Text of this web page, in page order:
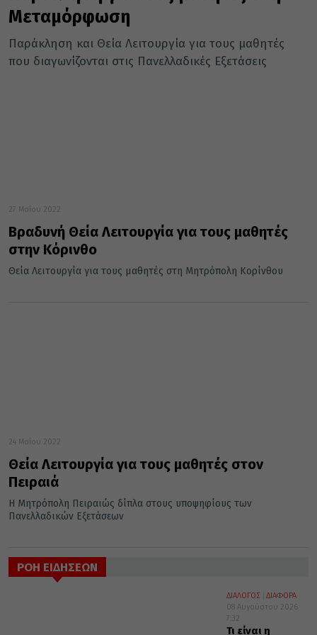
Μεταμόρφωση
Παράκληση και Θεία Λειτουργία για τους μαθητές
που διαγωνίζονται στις Πανελλαδικές Εξετάσεις
27 Μαΐου 2022
Βραδυνή Θεία Λειτουργία για τους μαθητές
στην Κόρινθο
Θεία Λειτουργία για τους μαθητές στη Μητρόπολη Κορίνθου
24 Μαΐου 2022
Θεία Λειτουργία για τους μαθητές στον
Πειραιά
Η Μητρόπολη Πειραιώς δίπλα στους υποψηφίους των
Πανελλαδικών Εξετάσεων
ΡΟΗ ΕΙΔΗΣΕΩΝ
ΔΙΑΛΟΓΟΣ
ΔΙΑΦΟΡΑ
08 Αυγούστου 2026
7:32
Τι είναι η